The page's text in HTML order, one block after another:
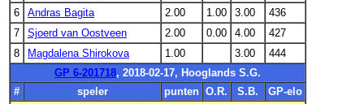
6
Andras Bagita 2.00 1.00 3.00
436
7
Sjoerd van Oostveen 2.00 0.00 4.00
427
8
Magdalena Shirokova 1.00 3.00
444
GP 6-201718, 2018-02-17, Hooglands S.G.
#
speler punten O.R. S.B.
GP-elo